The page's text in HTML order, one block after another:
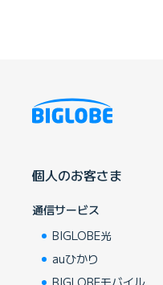
個人のお客さま
通信サービス
BIGLOBE光
auひかり
BIGLOBEモバイル